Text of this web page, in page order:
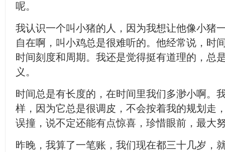
呢。
我认识一个叫小猪的人，因为我想让他像小猪
自在啊，叫小鸡总是很难听的。他经常说，时
时间刻度和周期。我还是觉得挺有道理的，总
义。
时间总是有长度的，在时间里我们多渺小啊。
样，因为它总是很调皮，不会按着我的规划走
误撞，说不定还能有点惊喜，珍惜眼前，最大
昨晚，我算了一笔账，我们现在都三十几岁，